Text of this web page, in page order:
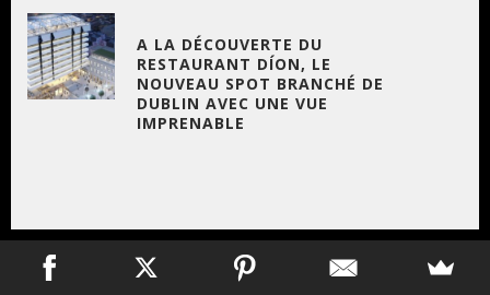
A LA DÉCOUVERTE DU
RESTAURANT DÍON, LE
NOUVEAU SPOT BRANCHÉ DE
DUBLIN AVEC UNE VUE
IMPRENABLE